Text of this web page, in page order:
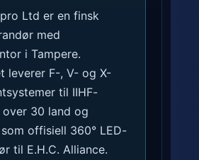
Ltd er en finsk
med
i Tampere.
leverer F-, V- og X-
til IIHF-
over 30 land og
offisiell 360° LED-
til E.H.C. Alliance.